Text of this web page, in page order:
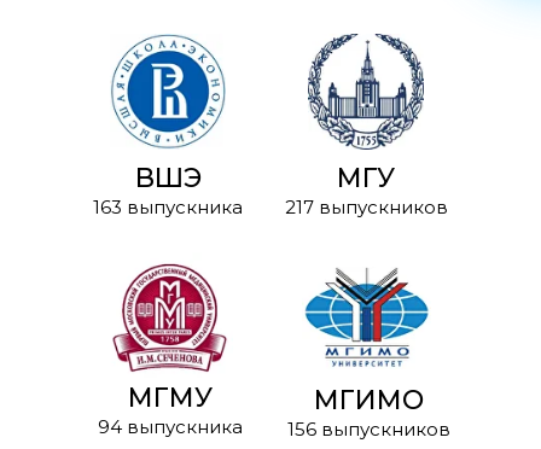
ВШЭ
163 выпускника
МГУ
217 выпускников
МГМУ
94 выпускника
МГИМО
156 выпускников